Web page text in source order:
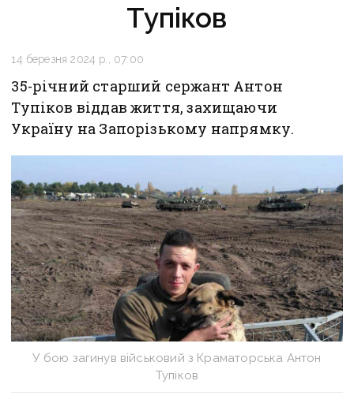
Тупіков
14 березня 2024 р., 07:00
35-річний старший сержант Антон
Тупіков віддав життя, захищаючи
Україну на Запорізькому напрямку.
У бою загинув військовий з Краматорська Антон
Тупіков